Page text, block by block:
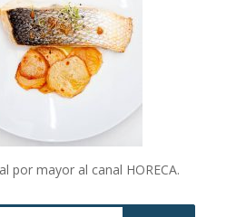
por mayor al canal HORECA.